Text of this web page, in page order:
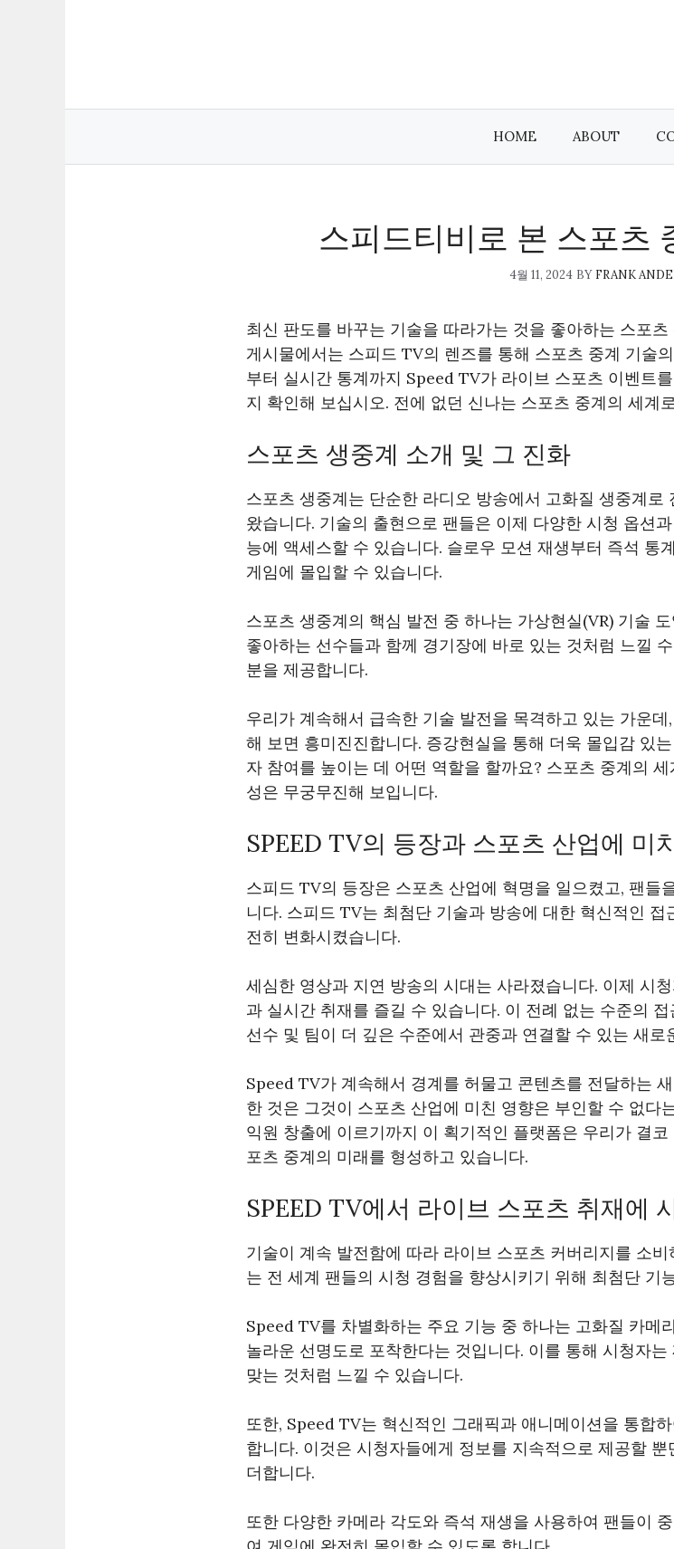
HOME ABOUT
스피드티비로 본 스포츠
4월 11, 2024 BY FRANK
최신 판도를 바꾸는 기술을 따라가는 것을 좋아하는 스포
게시물에서는 스피드 TV의 렌즈를 통해 스포츠 중계 기술
부터 실시간 통계까지 Speed TV가 라이브 스포츠 이벤트
지 확인해 보십시오. 전에 없던 신나는 스포츠 중계의 세계
스포츠 생중계 소개 및 그 진화
스포츠 생중계는 단순한 라디오 방송에서 고화질 생중계
왔습니다. 기술의 출현으로 팬들은 이제 다양한 시청 옵션
능에 액세스할 수 있습니다. 슬로우 모션 재생부터 즉석 통
게임에 몰입할 수 있습니다.
스포츠 생중계의 핵심 발전 중 하나는 가상현실(VR) 기술
좋아하는 선수들과 함께 경기장에 바로 있는 것처럼 느낄
분을 제공합니다.
우리가 계속해서 급속한 기술 발전을 목격하고 있는 가운
해 보면 흥미진진합니다. 증강현실을 통해 더욱 몰입감 있
자 참여를 높이는 데 어떤 역할을 할까요? 스포츠 중계의
성은 무궁무진해 보입니다.
SPEED TV의 등장과 스포츠 산업에 미
스피드 TV의 등장은 스포츠 산업에 혁명을 일으켰고, 팬들
니다. 스피드 TV는 최첨단 기술과 방송에 대한 혁신적인
전히 변화시켰습니다.
세심한 영상과 지연 방송의 시대는 사라졌습니다. 이제 시
과 실시간 취재를 즐길 수 있습니다. 이 전례 없는 수준의
선수 및 팀이 더 깊은 수준에서 관중과 연결할 수 있는 새로
Speed TV가 계속해서 경계를 허물고 콘텐츠를 전달하는
한 것은 그것이 스포츠 산업에 미친 영향은 부인할 수 없다
익원 창출에 이르기까지 이 획기적인 플랫폼은 우리가 결
포츠 중계의 미래를 형성하고 있습니다.
SPEED TV에서 라이브 스포츠 취재에
기술이 계속 발전함에 따라 라이브 스포츠 커버리지를 소
는 전 세계 팬들의 시청 경험을 향상시키기 위해 최첨단 기
Speed TV를 차별화하는 주요 기능 중 하나는 고화질 카메
놀라운 선명도로 포착한다는 것입니다. 이를 통해 시청자
맞는 것처럼 느낄 수 있습니다.
또한, Speed TV는 혁신적인 그래픽과 애니메이션을 통합
합니다. 이것은 시청자들에게 정보를 지속적으로 제공할
더합니다.
또한 다양한 카메라 각도와 즉석 재생을 사용하여 팬들이